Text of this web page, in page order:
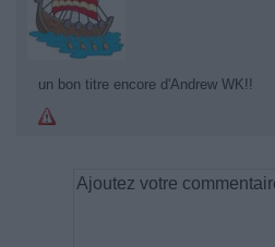
un bon titre encore d'Andrew WK!!